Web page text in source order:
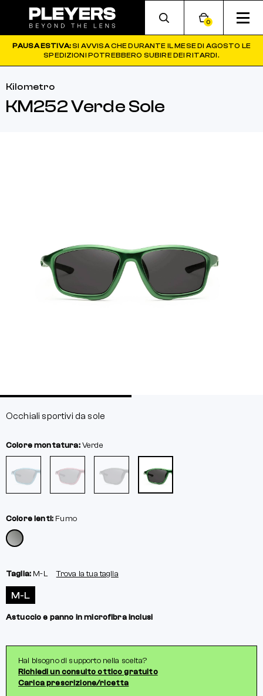
0
PAUSA ESTIVA:SI AVVISA CHE DURANTE IL MESE DI AGOSTO LE
SPEDIZIONI POTREBBERO SUBIRE DEI RITARDI.
Kilometro
KM252 Verde Sole
Occhiali sportivi da sole
Colore montatura:Verde
Colore lenti: Fumo
Taglia: M-L Trova la tua taglia
M-L
Astuccio e panno in microfibra inclusi
Hai bisogno di supporto nella scelta?
Richiedi un consulto ottico gratuito
Carica prescrizione/ricetta